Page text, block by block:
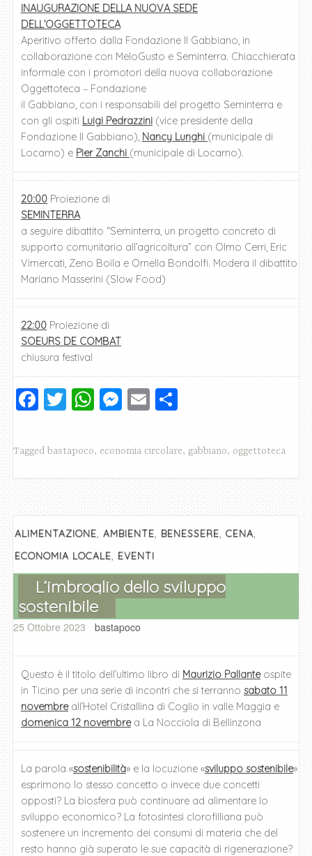
INAUGURAZIONE DELLA NUOVA SEDE
DELL’OGGETTOTECA
Aperitivo offerto dalla Fondazione Il Gabbiano, in
collaborazione con MeloGusto e Seminterra. Chiacchierata
informale con i promotori della nuova collaborazione
Oggettoteca – Fondazione
il Gabbiano, con i responsabili del progetto Seminterra e
con gli ospiti Luigi Pedrazzini(vice presidente della
Fondazione Il Gabbiano), Nancy Lunghi (municipale di
Locarno) e Pier Zanchi (municipale di Locarno).
20:00Proiezione di
SEMINTERRA
a seguire dibattito “Seminterra, un progetto concreto di
supporto comunitario all’agricoltura” con Olmo Cerri, Eric
Vimercati, Zeno Boila e Ornella Bondolfi. Modera il dibattito
Mariano Masserini (Slow Food)
22:00Proiezione di
SOEURS DE COMBAT
chiusura festival
F
c
o
k
T
tt
W
at
p
M
ss
er
E
ai
C
n
Tagged bastapoco, economia circolare, gabbiano, oggettoteca
ALIMENTAZIONE AMBIENTE BENESSERE CENA
ECONOMIA LOCALE EVENTI
L’imbroglio dello sviluppo
sostenibile
25 Ottobre 2023 bastapoco
Questo è il titolo dell’ultimo libro di Maurizio Pallanteospite
in Ticino per una serie di incontri che si terranno sabato 11
novembreall’Hotel Cristallina di Coglio in valle Maggia e
domenica 12 novembrea La Nocciola di Bellinzona
La parola «sostenibilità» e la locuzione «sviluppo sostenibile»
esprimono lo stesso concetto o invece due concetti
opposti? La biosfera può continuare ad alimentare lo
sviluppo economico? La fotosintesi clorofilliana può
sostenere un incremento dei consumi di materia che del
resto hanno già superato le sue capacità di rigenerazione?